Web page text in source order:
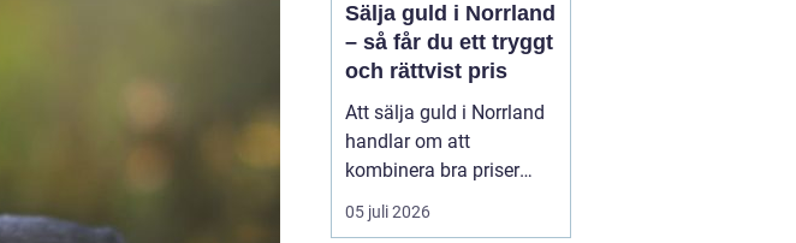
Sälja guld i Norrland
– så får du ett tryggt
och rättvist pris
Att sälja guld i Norrland
handlar om att
kombinera bra priser
med trygghet och
enkelhet, oavsett om du
05 juli 2026